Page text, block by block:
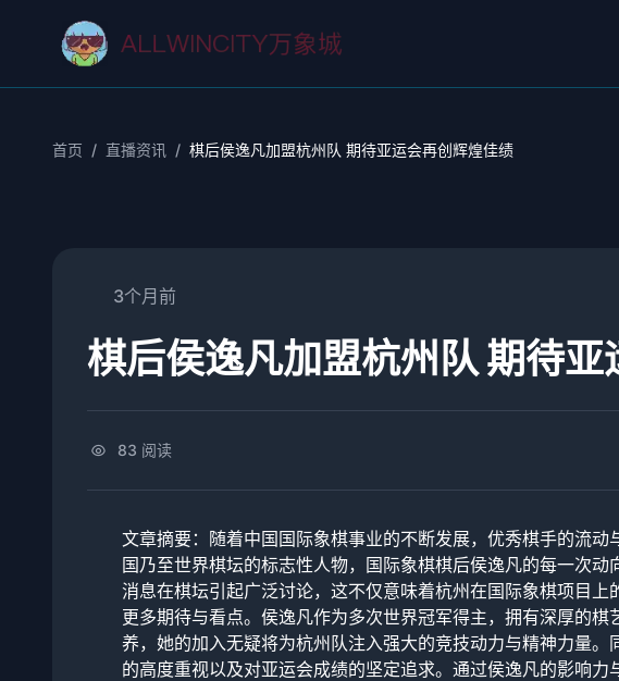
首页 / 直播资讯 / 棋后侯逸凡加盟杭州队 期待亚运会再创辉煌佳绩
3个月前
棋后侯逸凡加盟杭州队 期待
83 阅读
文章摘要：随着中国国际象棋事业的不断发展，优秀棋手的流
国乃至世界棋坛的标志性人物，国际象棋棋后侯逸凡的每一次
消息在棋坛引起广泛讨论，这不仅意味着杭州在国际象棋项目
更多期待与看点。侯逸凡作为多次世界冠军得主，拥有深厚的
养，她的加入无疑将为杭州队注入强大的竞技动力与精神力量
的高度重视以及对亚运会成绩的坚定追求。通过侯逸凡的影响